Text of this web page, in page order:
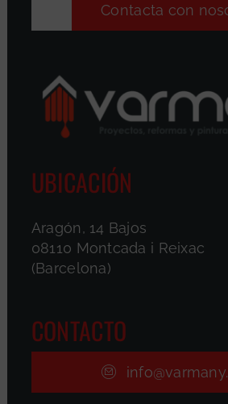
Contacta con
UBICACIÓN
Aragón, 14 Bajos
08110 Montcada i Reixac
(Barcelona)
CONTACTO